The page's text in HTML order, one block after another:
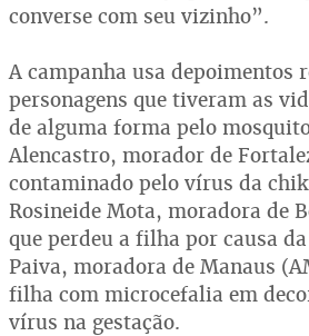
converse com seu vizinho”.
A campanha usa depoimentos
personagens que tiveram as
de alguma forma pelo
Alencastro, morador de
contaminado pelo vírus da
Rosineide Mota, moradora de
que perdeu a filha por causa
Paiva, moradora de Manaus
filha com microcefalia em
vírus na gestação.